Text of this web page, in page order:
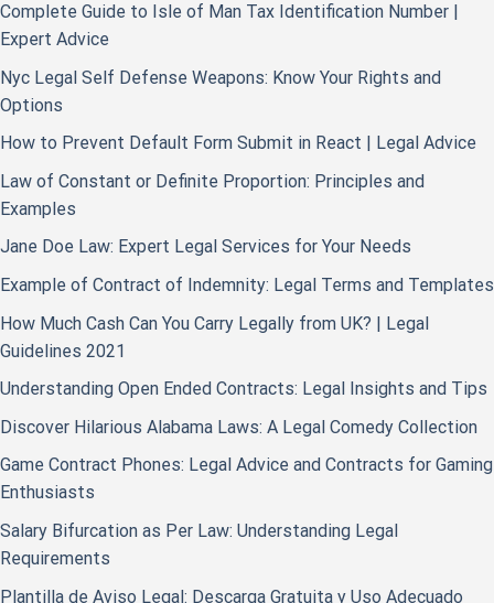
Complete Guide to Isle of Man Tax Identification Number |
Expert Advice
Nyc Legal Self Defense Weapons: Know Your Rights and
Options
How to Prevent Default Form Submit in React | Legal Advice
Law of Constant or Definite Proportion: Principles and
Examples
Jane Doe Law: Expert Legal Services for Your Needs
Example of Contract of Indemnity: Legal Terms and Templates
How Much Cash Can You Carry Legally from UK? | Legal
Guidelines 2021
Understanding Open Ended Contracts: Legal Insights and Tips
Discover Hilarious Alabama Laws: A Legal Comedy Collection
Game Contract Phones: Legal Advice and Contracts for Gaming
Enthusiasts
Salary Bifurcation as Per Law: Understanding Legal
Requirements
Plantilla de Aviso Legal: Descarga Gratuita y Uso Adecuado